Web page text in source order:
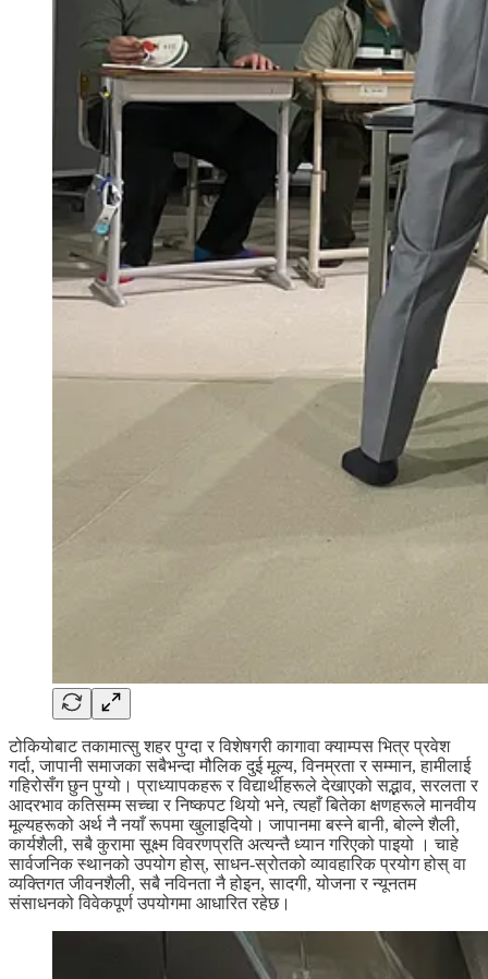
टोकियोबाट तकामात्सु शहर पुग्दा र विशेषगरी कागावा क्याम्पस भित्र प्रवेश
गर्दा, जापानी समाजका सबैभन्दा मौलिक दुई मूल्य, विनम्रता र सम्मान, हामीलाई
गहिरोसँग छुन पुग्यो। प्राध्यापकहरू र विद्यार्थीहरूले देखाएको सद्भाव, सरलता र
आदरभाव कतिसम्म सच्चा र निष्कपट थियो भने, त्यहाँ बितेका क्षणहरूले मानवीय
मूल्यहरूको अर्थ नै नयाँ रूपमा खुलाइदियो। जापानमा बस्ने बानी, बोल्ने शैली,
कार्यशैली, सबै कुरामा सूक्ष्म विवरणप्रति अत्यन्तै ध्यान गरिएको पाइयो । चाहे
सार्वजनिक स्थानको उपयोग होस्, साधन-स्रोतको व्यावहारिक प्रयोग होस् वा
व्यक्तिगत जीवनशैली, सबै नविनता नै होइन, सादगी, योजना र न्यूनतम
संसाधनको विवेकपूर्ण उपयोगमा आधारित रहेछ।